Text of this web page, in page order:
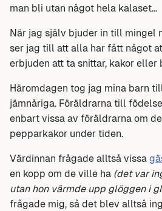
man bli utan något hela kalaset…
När jag själv bjuder in till mingel
ser jag till att alla har fått något
erbjuden att ta snittar, kakor eller
Häromdagen tog jag mina barn
jämnåriga. Föräldrarna till
enbart vissa av föräldrarna om
pepparkakor under tiden.
Värdinnan frågade alltså vissa
en kopp om de ville ha (det var
utan hon värmde upp glöggen i
frågade mig, så det blev alltså